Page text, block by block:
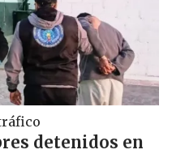
detenidos en